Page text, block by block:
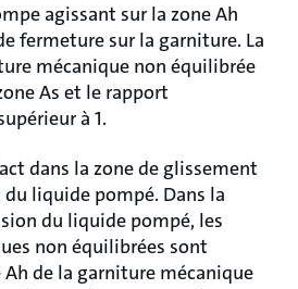
agissant sur la zone Ah
fermeture sur la garniture. La
mécanique non équilibrée
As et le rapport
à 1.
dans la zone de glissement
liquide pompé. Dans la
du liquide pompé, les
non équilibrées sont
Ah de la garniture mécanique